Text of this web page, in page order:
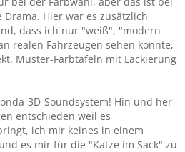
Drama. Hier war es zusätzlich
dass ich nur "weiß", "modern
realen Fahrzeugen sehen konnte,
Muster-Farbtafeln mit Lackierung
3D-Soundsystem! Hin und her
entschieden weil es
ich mir keines in einem
es mir für die "Katze im Sack" zu